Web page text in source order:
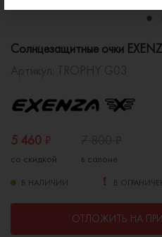
Солнцезащитные очки
5 460 ₽
со скидкой в салоне
В НАЛИЧИИ В
ОТЛОЖИТЬ НА